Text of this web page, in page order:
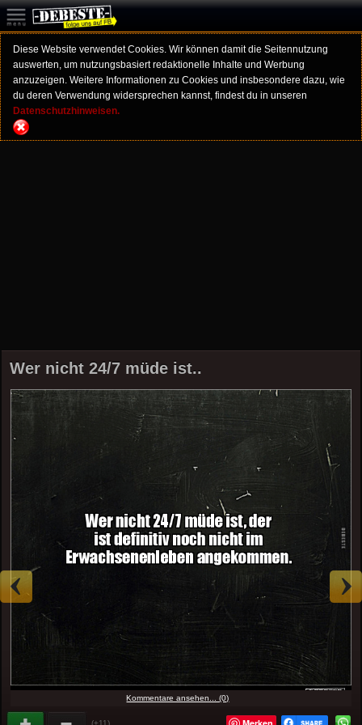
Diese Website verwendet Cookies. Wir können damit die Seitennutzung
auswerten, um nutzungsbasiert redaktionelle Inhalte und Werbung
anzuzeigen. Weitere Informationen zu Cookies und insbesondere dazu, wie
du deren Verwendung widersprechen kannst, findest du in unseren
Datenschutzhinweisen.
Wer nicht 24/7 müde ist..
Kommentare ansehen... (0)
(+11)